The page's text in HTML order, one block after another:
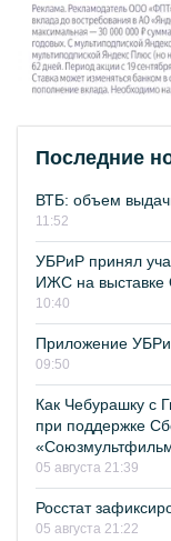
Последние
ВТБ: объем
11:52
УБРиР принял
ИЖС на выставке
10:40
Приложение
09:50
Как Чебурашку с
при поддержке
05 августа 21:39
Росстат
05 августа 21:22